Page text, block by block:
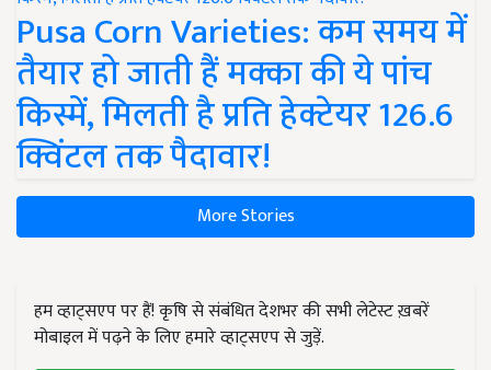
Pusa Corn Varieties: कम समय में
तैयार हो जाती हैं मक्का की ये पांच
किस्में, मिलती है प्रति हेक्टेयर 126.6
क्विंटल तक पैदावार!
More Stories
हम व्हाट्सएप पर हैं! कृषि से संबंधित देशभर की सभी लेटेस्ट ख़बरें
मोबाइल में पढ़ने के लिए हमारे व्हाट्सएप से जुड़ें.